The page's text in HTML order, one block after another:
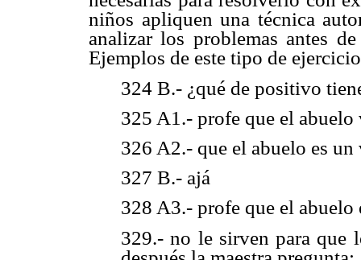
niños apliquen una técnica
analizar los problemas antes
Ejemplos de este tipo de
324 B.- ¿qué de positivo
325 A1.- profe que el
326 A2.- que el abuelo es un
327 B.- ajá
328 A3.- profe que el abuelo
329.- no le sirven para que